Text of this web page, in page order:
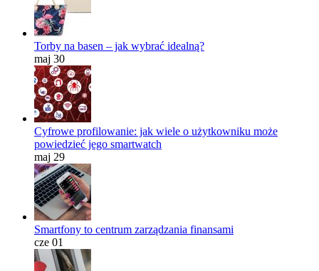
Torby na basen – jak wybrać idealną?
maj 30
Cyfrowe profilowanie: jak wiele o użytkowniku może
powiedzieć jego smartwatch
maj 29
Smartfony to centrum zarządzania finansami
cze 01